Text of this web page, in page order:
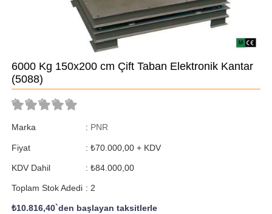
6000 Kg 150x200 cm Çift Taban Elektronik Kantar
(5088)
Marka : PNR
Fiyat : ₺70.000,00+ KDV
KDV Dahil : ₺84.000,00
Toplam Stok Adedi : 2
₺10.816,40`den başlayan taksitlerle